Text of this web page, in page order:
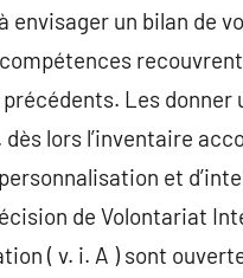
envisager un bilan de
Les
lors l’inventaire
et
de Volontariat
( v. i. A ) sont